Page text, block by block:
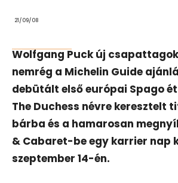
21/09/08
Wolfgang Puck új
nemrég a Michelin Guide
debütált első európai Spago
The Duchess névre keresztelt
bárba és a hamarosan
& Cabaret-be egy karrier nap
szeptember 14-én.